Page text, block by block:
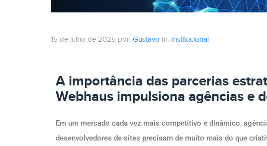
15 de julho de 2025 por: Gustavo In: Institucional -
A importância das parcerias
Webhaus impulsiona agências e
Em um mercado cada vez mais competitivo e dinâmico,
desenvolvedores de sites precisam de muito mais do que